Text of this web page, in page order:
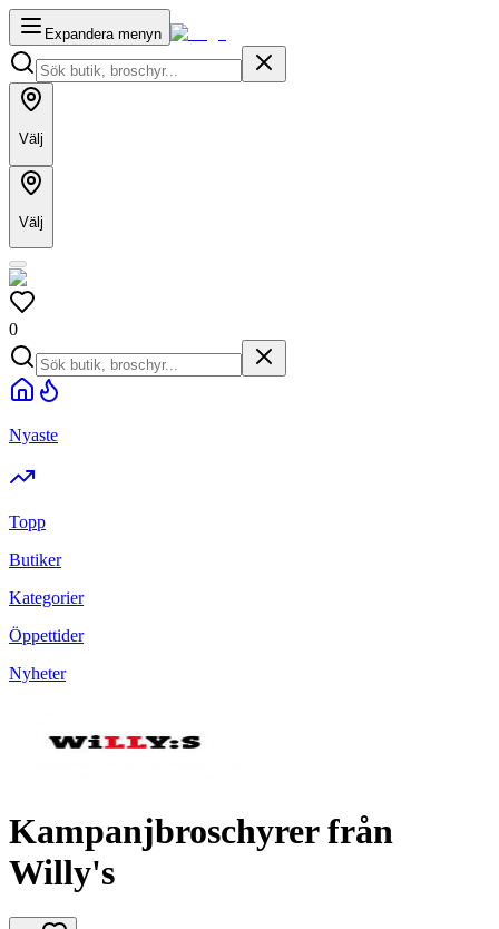
Expandera menyn
Välj
Välj
0
Nyaste
Topp
Butiker
Kategorier
Öppettider
Nyheter
Kampanjbroschyrer från
Willy's